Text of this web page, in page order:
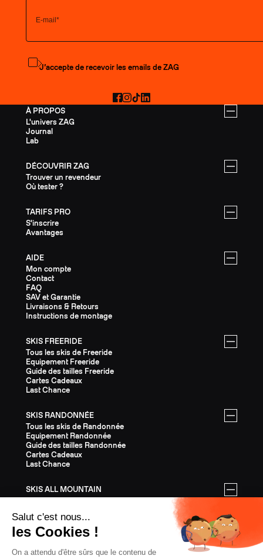
À PROPOS
L'univers ZAG
Journal
Lab
DÉCOUVRIR ZAG
Trouver un revendeur
Où tester ?
TARIFS PRO
S'inscrire
Avantages
AIDE
Mon compte
Contact
FAQ
SAV et Garantie
Livraisons & Retours
Instructions de montage
SKIS FREERIDE
Tous les skis de Freeride
Equipement Freeride
Guide des tailles Freeride
Cartes Cadeaux
Last Chance
SKIS RANDONNÉE
Tous les skis de Randonnée
Equipement Randonnée
Guide des tailles Randonnée
Cartes Cadeaux
Last Chance
SKIS ALL MOUNTAIN
Guide des tailles All Mountain
Cartes Cadeaux
Last Chance
S'abonner à la newsletter
J’accepte de recevoir les emails de ZAG
Facebook
Instagram
TikTokLinkedIn